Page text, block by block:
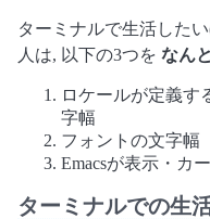
ターミナルで生活した
人は, 以下の3つを なん
ロケールが定義す
字幅
フォントの文字幅
Emacsが表示・カ
ターミナルでの生